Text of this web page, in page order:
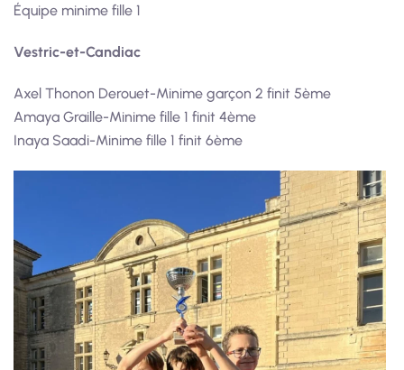
Équipe minime fille 1
Vestric-et-Candiac
Axel Thonon Derouet-Minime garçon 2 finit 5ème
Amaya Graille-Minime fille 1 finit 4ème
Inaya Saadi-Minime fille 1 finit 6ème